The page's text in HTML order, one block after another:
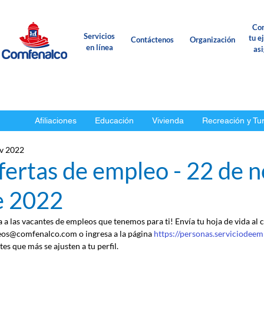
Servicios
en línea
Contáctenos Organización
tu
Afiliaciones Educación Vivienda Recreación y
de empleo - 22 de
2022
2022
a las vacantes de empleos que tenemos para ti! Envía tu hoja de vida al
o ingresa a la página https://
que más se ajusten a tu perfil.